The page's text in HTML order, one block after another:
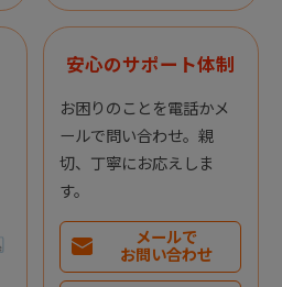
安心のサポート体制
お困りのことを電話かメ
ールで問い合わせ。親
切、丁寧にお応えしま
す。
メールで
お問い合わせ